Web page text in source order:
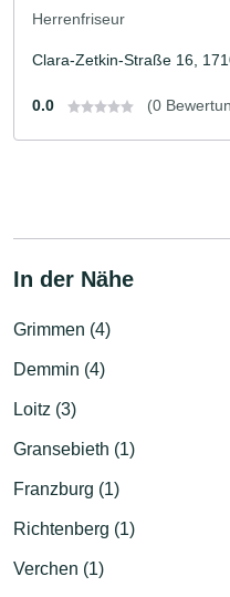
Herrenfriseur
Clara-Zetkin-Straße 16,
0.0 (0
In der Nähe
Grimmen (4)
Demmin (4)
Loitz (3)
Gransebieth (1)
Franzburg (1)
Richtenberg (1)
Verchen (1)